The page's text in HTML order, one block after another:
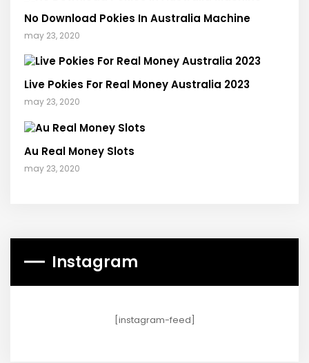
No Download Pokies In Australia Machine
may 23, 2020
Live Pokies For Real Money Australia 2023
may 23, 2020
Au Real Money Slots
may 23, 2020
Instagram
[instagram-feed]